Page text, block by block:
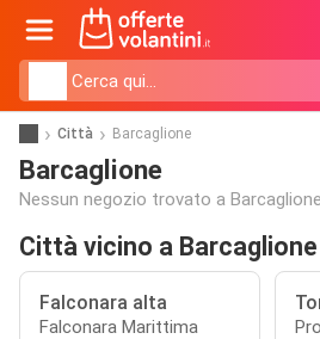
Città Barcaglione
Barcaglione
Nessun negozio trovato a
Città vicino a Barcaglione
Falconara alta
Falconara Marittima